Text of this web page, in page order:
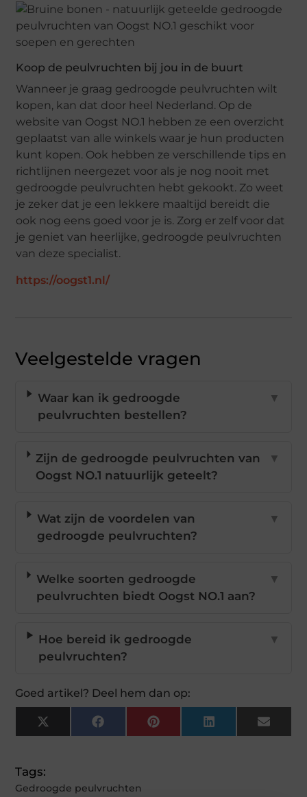
Koop de peulvruchten bij jou in de buurt
Wanneer je graag gedroogde peulvruchten wilt
kopen, kan dat door heel Nederland. Op de
website van Oogst NO.1 hebben ze een overzicht
geplaatst van alle winkels waar je hun producten
kunt kopen. Ook hebben ze verschillende tips en
richtlijnen neergezet voor als je nog nooit met
gedroogde peulvruchten hebt gekookt. Zo weet
je zeker dat je een lekkere maaltijd bereidt die
ook nog eens goed voor je is. Zorg er zelf voor dat
je geniet van heerlijke, gedroogde peulvruchten
van deze specialist.
https://oogst1.nl/
Veelgestelde vragen
Waar kan ik gedroogde
peulvruchten bestellen?
▼
Zijn de gedroogde peulvruchten van
Oogst NO.1 natuurlijk geteelt?
▼
Wat zijn de voordelen van
gedroogde peulvruchten?
▼
Welke soorten gedroogde
peulvruchten biedt Oogst NO.1 aan?
▼
Hoe bereid ik gedroogde
peulvruchten?
▼
Goed artikel? Deel hem dan op:
X
(Twitter)
FacebookPinterestLinkedInEmail
Tags:
Gedroogde peulvruchten